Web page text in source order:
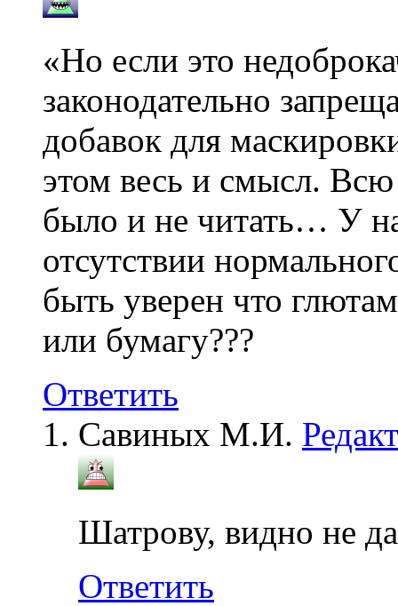
«Но если это
законодательно
добавок для
этом весь и смысл.
было и не читать… У
отсутствии
быть уверен что
или бумагу???
Ответить
Савиных М.И.
Шатрову, видно не
Ответить